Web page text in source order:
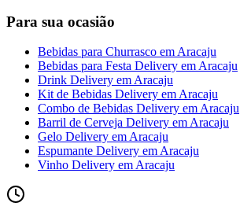
Para sua ocasião
Bebidas para Churrasco emAracaju
Bebidas para Festa Delivery emAracaju
Drink Delivery emAracaju
Kit de Bebidas Delivery emAracaju
Combo de Bebidas Delivery emAracaju
Barril de Cerveja Delivery emAracaju
Gelo Delivery emAracaju
Espumante Delivery emAracaju
Vinho Delivery emAracaju